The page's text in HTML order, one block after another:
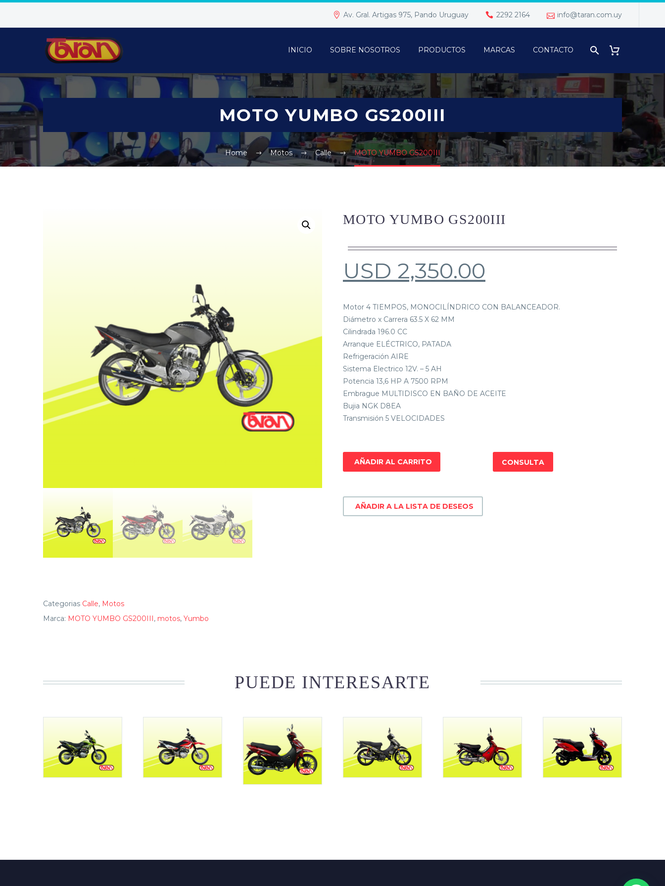
Av. Gral. Artigas 975, Pando Uruguay 2292 2164 info@taran.com.uy
INICIO SOBRE NOSOTROS PRODUCTOS MARCAS CONTACTO
MOTO YUMBO GS200III
Home Motos Calle MOTO YUMBO GS200III
MOTO YUMBO GS200III
USD 2,350.00
Motor 4 TIEMPOS, MONOCILÍNDRICO CON BALANCEADOR.
Diámetro x Carrera 63.5 X 62 MM
Cilindrada 196.0 CC
Arranque ELÉCTRICO, PATADA
Refrigeración AIRE
Sistema Electrico 12V. – 5 AH
Potencia 13,6 HP A 7500 RPM
Embrague MULTIDISCO EN BAÑO DE ACEITE
Bujia NGK D8EA
Transmisión 5 VELOCIDADES
AÑADIR AL CARRITO
AÑADIR A LA LISTA DE DESEOS
CONSULTA
Categorias Calle, Motos
Marca: MOTO YUMBO GS200III, motos, Yumbo
PUEDE INTERESARTE